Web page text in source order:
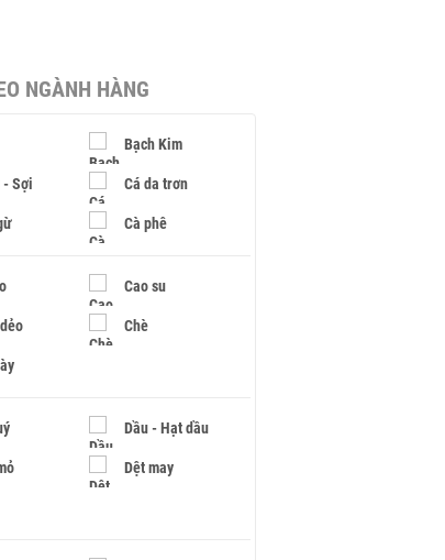
NGÀNH HÀNG
Bạch Kim
- Sợi Cá da trơn
Cà phê
Cao su
Chè
Dầu - Hạt dầu
Dệt may